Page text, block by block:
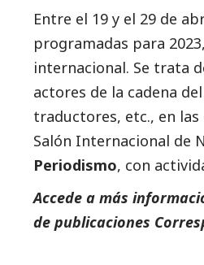
Entre el 19 y el 29 de
programadas para
internacional. Se trata
actores de la cadena
traductores, etc., en las
Salón Internacional de
Periodismo, con
Accede a más
de publicaciones